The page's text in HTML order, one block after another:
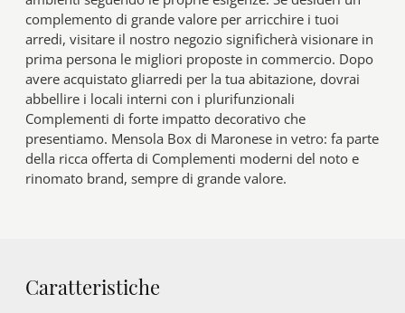
complemento di grande valore per arricchire i tuoi
arredi, visitare il nostro negozio significherà visionare in
prima persona le migliori proposte in commercio. Dopo
avere acquistato gliarredi per la tua abitazione, dovrai
abbellire i locali interni con i plurifunzionali
Complementi di forte impatto decorativo che
presentiamo. Mensola Box di Maronese in vetro: fa parte
della ricca offerta di Complementi moderni del noto e
rinomato brand, sempre di grande valore.
Caratteristiche